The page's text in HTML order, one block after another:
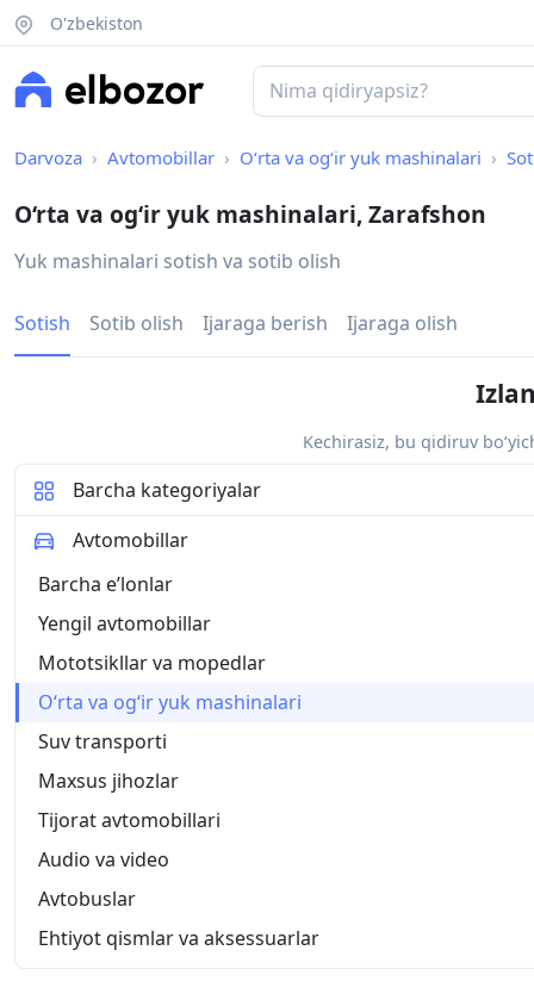
O'zbekiston
Darvoza Avtomobillar O‘rta va og‘ir yuk mashinalari
O‘rta va og‘ir yuk mashinalari, Zarafshon
Yuk mashinalari sotish va sotib olish
Sotish Sotib olish Ijaraga berish Ijaraga olish
Kechirasiz, bu qidiruv
Barcha kategoriyalar
Avtomobillar
Barcha eʼlonlar
Yengil avtomobillar
Mototsikllar va mopedlar
O‘rta va og‘ir yuk mashinalari
Suv transporti
Maxsus jihozlar
Tijorat avtomobillari
Audio va video
Avtobuslar
Ehtiyot qismlar va aksessuarlar